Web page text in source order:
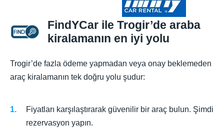
FindYCar ile Trogir’de araba
kiralamanın en iyi yolu
Trogir’de fazla ödeme yapmadan veya onay beklemeden
araç kiralamanın tek doğru yolu şudur:
Fiyatları karşılaştırarak güvenilir bir araç bulun. Şimdi
rezervasyon yapın.